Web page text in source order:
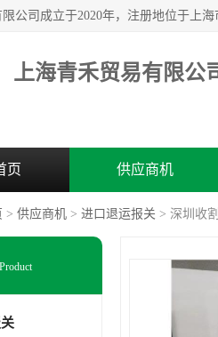
上海青禾贸易有限公
页 供应商机
> 供应商机 > 进口退运报关 > 深圳收
Product